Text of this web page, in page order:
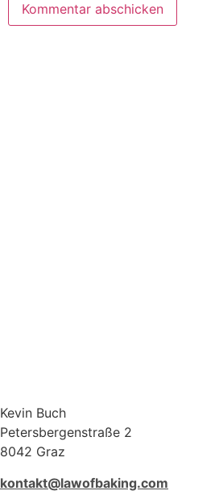
Kevin Buch
Petersbergenstraße 2
8042 Graz
kontakt@lawofbaking.com